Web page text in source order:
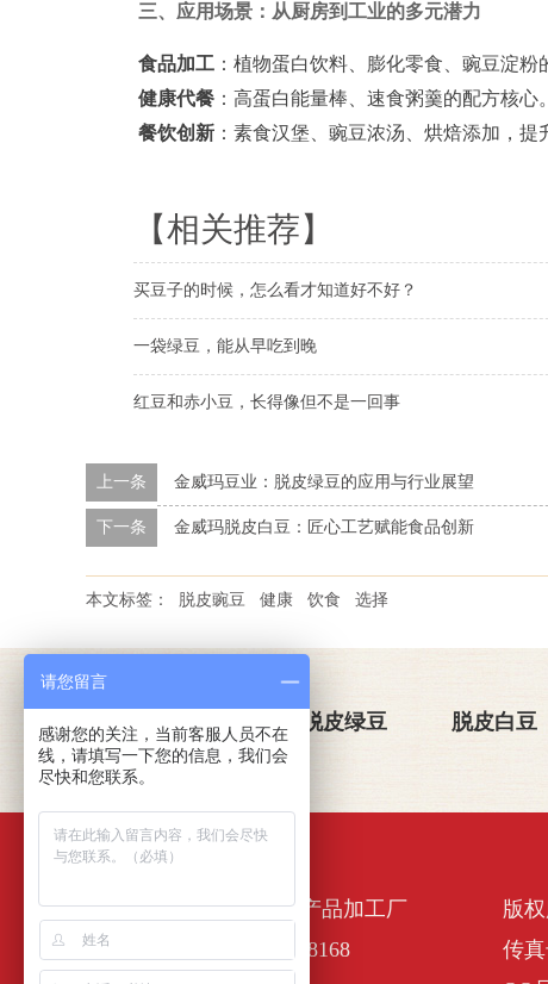
三、应用场景：从厨房到工业的多元潜力
食品加工 ：植物蛋白饮料、膨化零食、豌豆淀粉
健康代餐 ：高蛋白能量棒、速食粥羹的配方核心。
餐饮创新 ：素食汉堡、豌豆浓汤、烘焙添加，提
【相关推荐】
买豆子的时候，怎么看才知道好不好？
一袋绿豆，能从早吃到晚
红豆和赤小豆，长得像但不是一回事
上一条 金威玛豆业：脱皮绿豆的应用与行业展望
下一条 金威玛脱皮白豆：匠心工艺赋能食品创新
本文标签： 脱皮豌豆 健康 饮食 选择
关于金威玛 脱皮绿豆 脱皮白豆
佛山市南海区金诺一农产品加工厂
版
全国服务热线：400-6338168
传真
请您留言
感谢您的关注，当前客服人员不在
线，请填写一下您的信息，我们会
尽快和您联系。